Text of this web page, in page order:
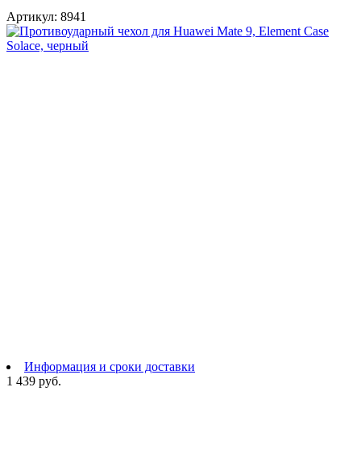
Артикул: 8941
Информация и сроки доставки
1 439 руб.